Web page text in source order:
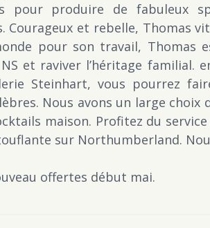
pour produire de fabuleux
Courageux et rebelle, Thomas
pour son travail, Thomas
et raviver l’héritage familial.
Steinhart, vous pourrez
Nous avons un large choix
maison. Profitez du
sur Northumberland.
offertes début mai.